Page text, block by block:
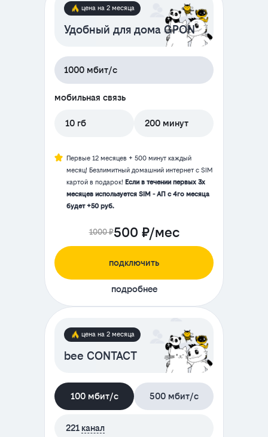
цена на 2 месяца
Удобный для дома GPON
1000 мбит/с
мобильная связь
10 гб 200 минут
Первые 12 месяцев + 500 минут каждый
месяц! Безлимитный домашний интернет с SIM
картой в подарок! Если в течении первых 3х
месяцев используется SIM - АП с 4го месяца
будет +50 руб.
1000 ₽500 ₽/мес
подключить
подробнее
цена на 2 месяца
bee CONTACT
100 мбит/с 500 мбит/с
221 канал